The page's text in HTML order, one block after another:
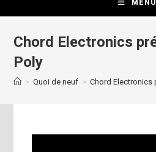
MENU
Chord Electronics
Poly
> Quoi de neuf > Chord Electronics